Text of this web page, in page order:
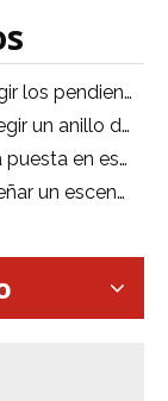
Cómo elegir los pendientes de evento adecuados
¿Cómo elegir un anillo de evento según la forma del dedo?
¿Qué es la puesta en escena de eventos?
Cómo diseñar un escenario de evento